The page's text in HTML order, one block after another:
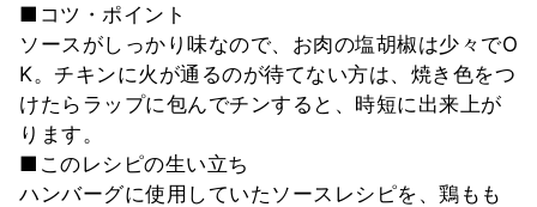
■コツ・ポイント
ソースがしっかり味なので、お肉の塩胡椒は少々でO
K。チキンに火が通るのが待てない方は、焼き色をつ
けたらラップに包んでチンすると、時短に出来上が
ります。
■このレシピの生い立ち
ハンバーグに使用していたソースレシピを、鶏もも